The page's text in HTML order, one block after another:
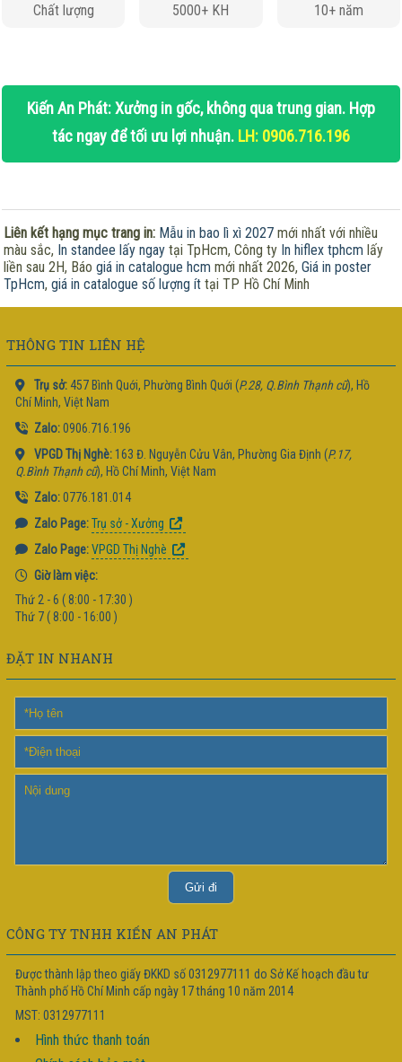
Chất lượng 5000+ KH 10+ năm
Kiến An Phát: Xưởng in gốc, không qua trung gian. Hợp
tác ngay để tối ưu lợi nhuận. LH: 0906.716.196
Liên kết hạng mục trang in: Mẫu in bao lì xì 2027 mới nhất với nhiều
màu sắc, In standee lấy ngay tại TpHcm, Công ty In hiflex tphcm lấy
liền sau 2H, Báogiá in catalogue hcm mới nhất 2026,Giá in poster
TpHcm,giá in catalogue số lượng ít tại TP Hồ Chí Minh
THÔNG TIN LIÊN HỆ
Trụ sở:457 Bình Quới, Phường Bình Quới (P.28, Q.Bình Thạnh cũ), Hồ
Chí Minh, Việt Nam
Zalo:0906.716.196
VPGD Thị Nghè:163 Đ. Nguyễn Cửu Vân, Phường Gia Định (P.17,
Q.Bình Thạnh cũ), Hồ Chí Minh, Việt Nam
Zalo:0776.181.014
Zalo Page: Trụ sở - Xưởng
Zalo Page: VPGD Thị Nghè
Giờ làm việc:
Thứ 2 - 6 ( 8:00 - 17:30 )
Thứ 7 ( 8:00 - 16:00 )
ĐẶT IN NHANH
CÔNG TY TNHH KIẾN AN PHÁT
Được thành lập theo giấy ĐKKD số 0312977111 do Sở Kế hoạch đầu tư
Thành phố Hồ Chí Minh cấp ngày 17 tháng 10 năm 2014
MST: 0312977111
Hình thức thanh toán